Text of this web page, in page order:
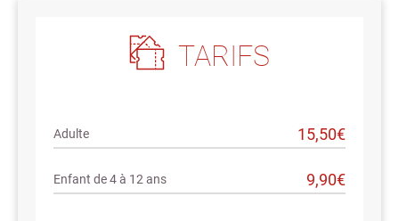
TARIFS
Adulte 15,50€
Enfant de 4 à 12 ans 9,90€